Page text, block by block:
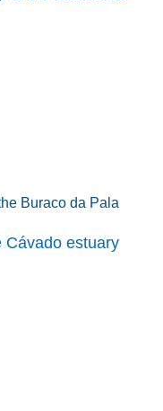
Buraco da Pala